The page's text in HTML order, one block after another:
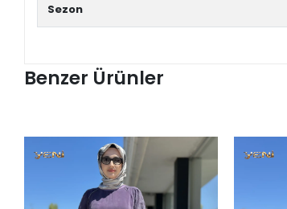
Sezon
Benzer Ürünler